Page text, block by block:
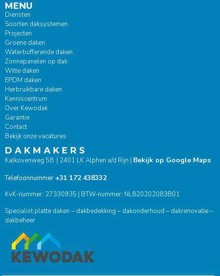
MENU
Diensten
Soorten daksystemen
Projecten
Groene daken
Waterbufferende daken
Zonnepanelen op dak
Witte daken
EPDM daken
Herbruikbare daken
Kenniscentrum
Over Kewodak
Garantie
Contact
Bekijk onze vacatures
D A K M A K E R S
Kalkovenweg 58 | 2401 LK Alphen a/d Rijn | Bekijk op Google Maps
Telefoonnummer +31 172 438332
KvK-nummer: 27330935 | BTW-nummer: NL820202083B01
Specialist platte daken – dakbedekking – dakonderhoud – dakrenovatie –
dakbeheer